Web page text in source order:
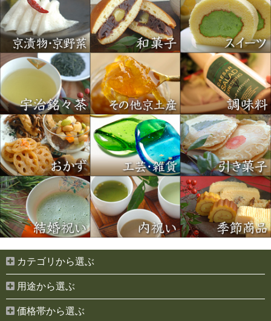
カテゴリから選ぶ
用途から選ぶ
価格帯から選ぶ